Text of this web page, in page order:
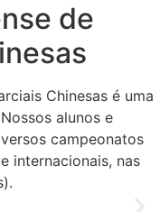
de
Chinesas é uma
alunos e
campeonatos
internacionais, nas